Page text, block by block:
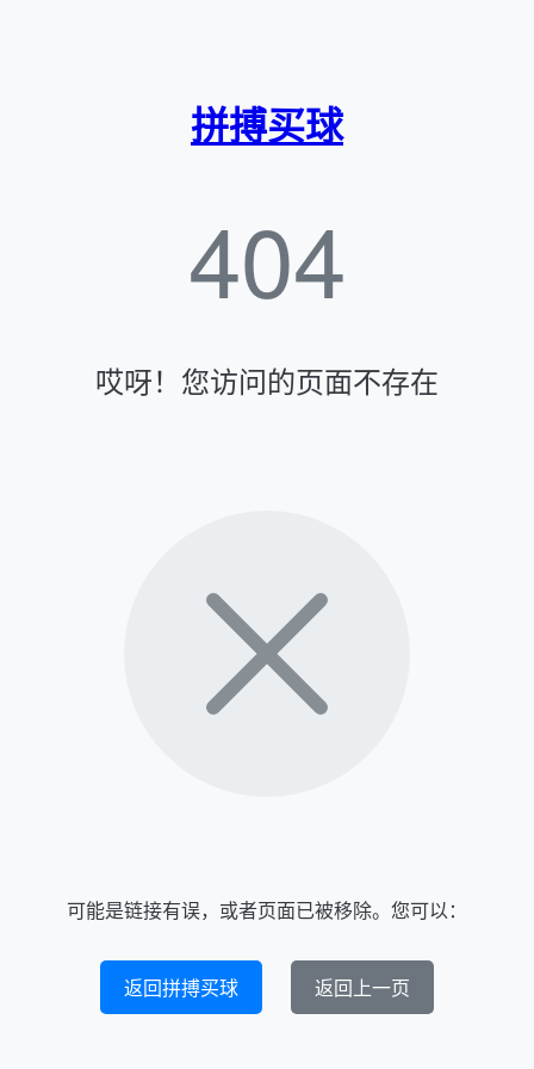
拼搏买球
404
哎呀！您访问的页面不存在
可能是链接有误，或者页面已被移除。您可以：
返回拼搏买球 返回上一页